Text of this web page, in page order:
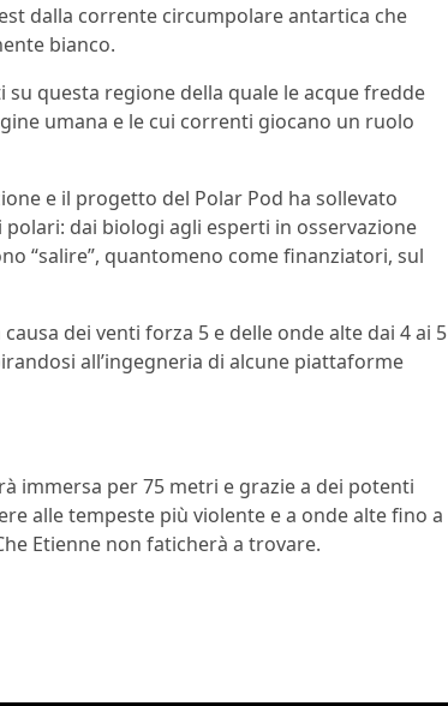
dalla corrente circumpolare antartica che
bianco.
questa regione della quale le acque fredde
umana e le cui correnti giocano un ruolo
e il progetto del Polar Pod ha sollevato
dai biologi agli esperti in osservazione
“salire”, quantomeno come finanziatori, sul
dei venti forza 5 e delle onde alte dai 4 ai 5
all’ingegneria di alcune piattaforme
immersa per 75 metri e grazie a dei potenti
alle tempeste più violente e a onde alte fino a
Etienne non faticherà a trovare.